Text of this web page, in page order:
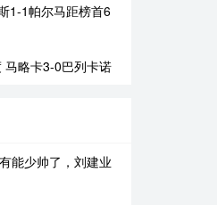
1-1帕尔马距榜首6
略卡3-0巴列卡诺
能少帅了，刘建业